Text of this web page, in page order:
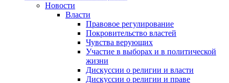
Новости
Власти
Правовое регулирование
Покровительство властей
Чувства верующих
Участие в выборах и в политической
жизни
Дискуссии о религии и власти
Дискуссии о религии и праве